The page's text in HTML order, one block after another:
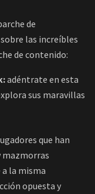
de
las increíbles
de contenido:
adéntrate en esta
sus maravillas
que han
mazmorras
la misma
opuesta y